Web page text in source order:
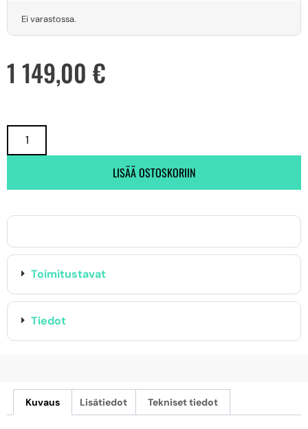
Ei varastossa.
1 149,00 €
LISÄÄ OSTOSKORIIN
Toimitustavat
Tiedot
Kuvaus Lisätiedot Tekniset tiedot